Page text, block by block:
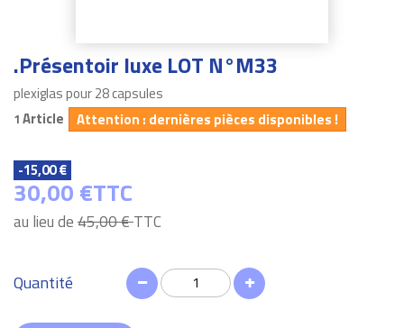
.Présentoir luxe LOT N°M33
plexiglas pour 28 capsules
1 Article Attention : dernières pièces disponibles !
-15,00 €
30,00 €TTC
au lieu de45,00 €TTC
Quantité